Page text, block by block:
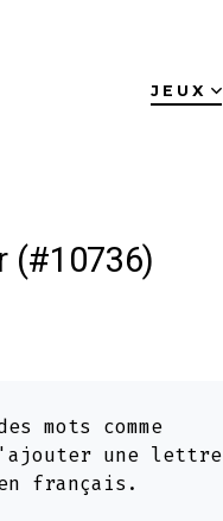
JEUX
(#10736)
mots comme
d'ajouter une lettre
français.